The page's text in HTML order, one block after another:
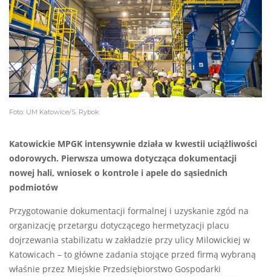
Foto: UM Katowice/S. Rybok
Katowickie MPGK intensywnie działa w kwestii uciążliwości
odorowych. Pierwsza umowa dotycząca dokumentacji
nowej hali, wniosek o kontrole i apele do sąsiednich
podmiotów
Przygotowanie dokumentacji formalnej i uzyskanie zgód na
organizację przetargu dotyczącego hermetyzacji placu
dojrzewania stabilizatu w zakładzie przy ulicy Milowickiej w
Katowicach – to główne zadania stojące przed firmą wybraną
właśnie przez Miejskie Przedsiębiorstwo Gospodarki